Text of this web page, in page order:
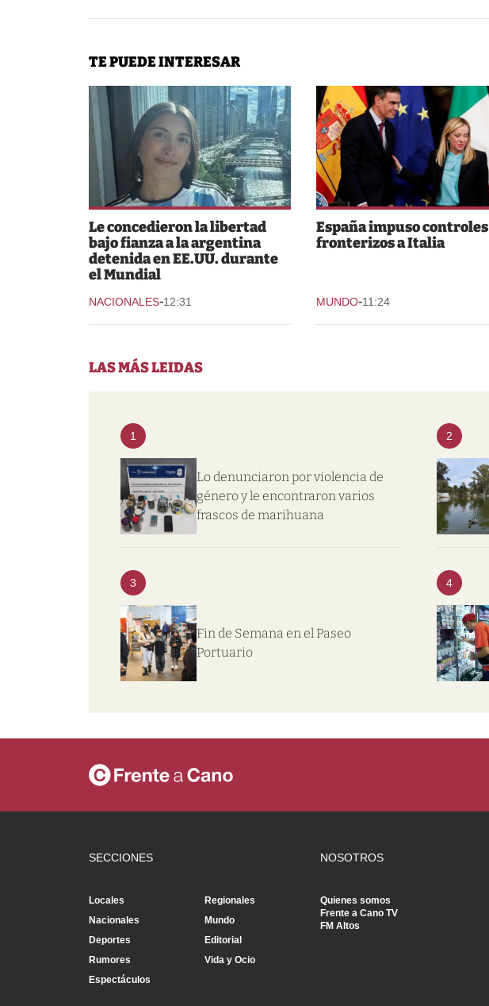
TE PUEDE INTERESAR
Le concedieron la libertad
bajo fianza a la argentina
detenida en EE.UU. durante
el Mundial
NACIONALES-12:31
España impuso controles
fronterizos a Italia
MUNDO-11:24
LAS MÁS LEIDAS
1
Lo denunciaron por violencia de
género y le encontraron varios
frascos de marihuana
2
3
Fin de Semana en el Paseo
Portuario
4
SECCIONES
Locales
Regionales
Nacionales
Mundo
Deportes
Editorial
Rumores
Vida y Ocio
Espectáculos
NOSOTROS
Quienes somos
Frente a Cano TV
FM Altos